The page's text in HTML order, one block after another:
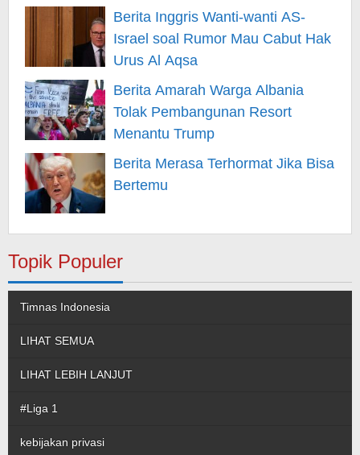
Berita Inggris Wanti-wanti AS-
Israel soal Rumor Mau Cabut Hak
Urus Al Aqsa
Berita Amarah Warga Albania
Tolak Pembangunan Resort
Menantu Trump
Berita Merasa Terhormat Jika Bisa
Bertemu
Topik Populer
Timnas Indonesia
LIHAT SEMUA
LIHAT LEBIH LANJUT
#Liga 1
kebijakan privasi